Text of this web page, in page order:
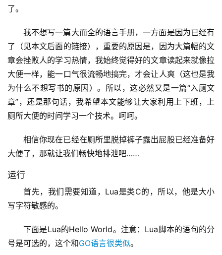
了。
我不想写一篇大而全的语言手册，一方面是因为已经有
了（见本文后面的链接），重要的原因是，因为大篇幅的文
章会挫败人的学习热情，我始终觉得好的文章读起来就像拉
大便一样，能一口气很流畅地搞完，才会让人爽（这也是我
为什么不想写书的原因）。所以，这必然又是一篇“入厕文
章”，还是那句话，我希望本文能够让大家利用上下班，上
厕所大便的时间学习一个技术。呵呵。
相信你现在已经在厕所里脱掉裤子露出屁股已经准备好
大便了，那就让我们畅快地排泄吧……
运行
首先，我们需要知道，Lua是类C的，所以，他是大小
写字符敏感的。
下面是Lua的Hello World。注意：Lua脚本的语句的分
号是可选的，这个和GO语言很类似。